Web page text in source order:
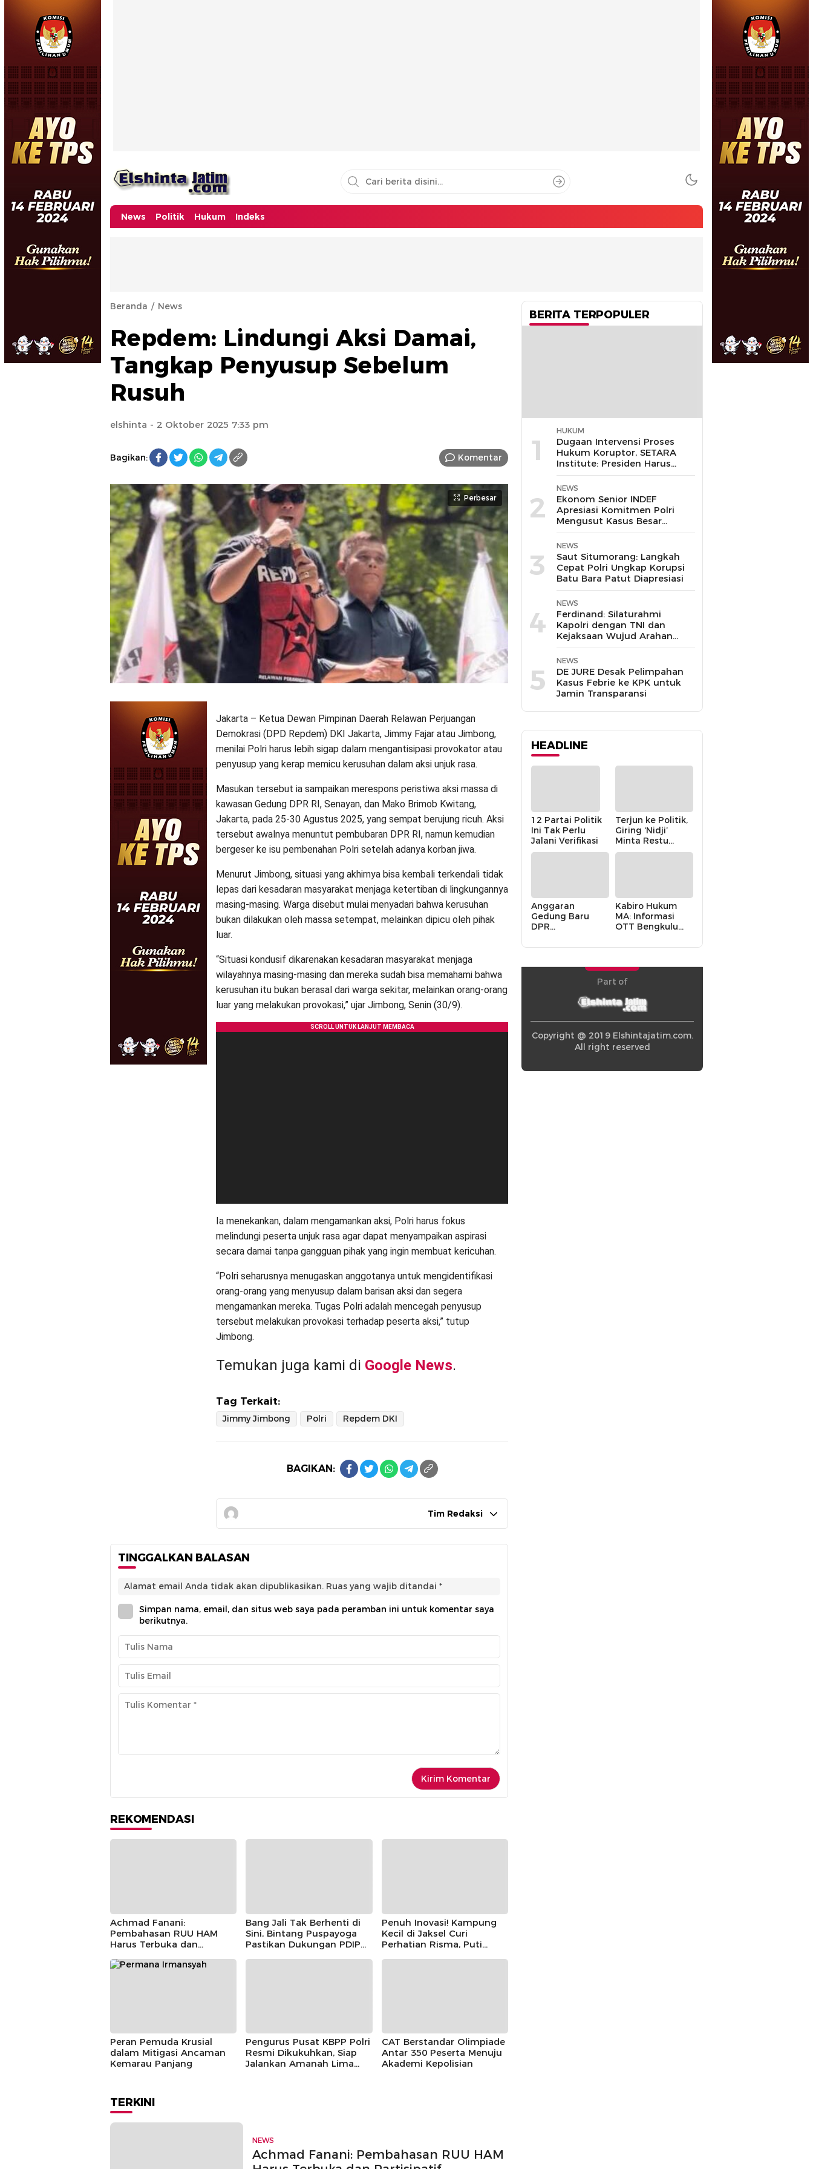
News Politik Hukum Indeks
Beranda News
Repdem: Lindungi Aksi Damai,
Tangkap Penyusup Sebelum
Rusuh
elshinta - 2 Oktober 2025 7:33 pm
Bagikan: Komentar
Perbesar
Jakarta – Ketua Dewan Pimpinan Daerah Relawan Perjuangan
Demokrasi (DPD Repdem) DKI Jakarta, Jimmy Fajar atau Jimbong,
menilai Polri harus lebih sigap dalam mengantisipasi provokator atau
penyusup yang kerap memicu kerusuhan dalam aksi unjuk rasa.
Masukan tersebut ia sampaikan merespons peristiwa aksi massa di
kawasan Gedung DPR RI, Senayan, dan Mako Brimob Kwitang,
Jakarta, pada 25-30 Agustus 2025, yang sempat berujung ricuh. Aksi
tersebut awalnya menuntut pembubaran DPR RI, namun kemudian
bergeser ke isu pembenahan Polri setelah adanya korban jiwa.
Menurut Jimbong, situasi yang akhirnya bisa kembali terkendali tidak
lepas dari kesadaran masyarakat menjaga ketertiban di lingkungannya
masing-masing. Warga disebut mulai menyadari bahwa kerusuhan
bukan dilakukan oleh massa setempat, melainkan dipicu oleh pihak
luar.
“Situasi kondusif dikarenakan kesadaran masyarakat menjaga
wilayahnya masing-masing dan mereka sudah bisa memahami bahwa
kerusuhan itu bukan berasal dari warga sekitar, melainkan orang-orang
luar yang melakukan provokasi,” ujar Jimbong, Senin (30/9).
Ia menekankan, dalam mengamankan aksi, Polri harus fokus
melindungi peserta unjuk rasa agar dapat menyampaikan aspirasi
secara damai tanpa gangguan pihak yang ingin membuat kericuhan.
“Polri seharusnya menugaskan anggotanya untuk mengidentifikasi
orang-orang yang menyusup dalam barisan aksi dan segera
mengamankan mereka. Tugas Polri adalah mencegah penyusup
tersebut melakukan provokasi terhadap peserta aksi,” tutup
Jimbong.
Temukan juga kami di Google News.
Tag Terkait:
Jimmy Jimbong Polri Repdem DKI
BAGIKAN:
Tim Redaksi
TINGGALKAN BALASAN
Alamat email Anda tidak akan dipublikasikan. Ruas yang wajib ditandai *
Simpan nama, email, dan situs web saya pada peramban ini untuk komentar saya
berikutnya.
REKOMENDASI
Achmad Fanani:
Pembahasan RUU HAM
Harus Terbuka dan
Bang Jali Tak Berhenti di
Sini, Bintang Puspayoga
Pastikan Dukungan PDIP
Penuh Inovasi! Kampung
Kecil di Jaksel Curi
Perhatian Risma, Puti
Peran Pemuda Krusial
dalam Mitigasi Ancaman
Kemarau Panjang
Pengurus Pusat KBPP Polri
Resmi Dikukuhkan, Siap
Jalankan Amanah Lima
CAT Berstandar Olimpiade
Antar 350 Peserta Menuju
Akademi Kepolisian
TERKINI
NEWS
Achmad Fanani: Pembahasan RUU HAM
BERITA TERPOPULER
1
HUKUM
Dugaan Intervensi Proses
Hukum Koruptor, SETARA
Institute: Presiden Harus
Pastikan TNI Tak
Disalahgunakan
2
NEWS
Ekonom Senior INDEF
Apresiasi Komitmen Polri
Mengusut Kasus Besar
hingga Tuntas
3
NEWS
Saut Situmorang: Langkah
Cepat Polri Ungkap Korupsi
Batu Bara Patut Diapresiasi
4
NEWS
Ferdinand: Silaturahmi
Kapolri dengan TNI dan
Kejaksaan Wujud Arahan
Presiden Prabowo
5
NEWS
DE JURE Desak Pelimpahan
Kasus Febrie ke KPK untuk
Jamin Transparansi
HEADLINE
12 Partai Politik
Ini Tak Perlu
Jalani Verifikasi
Terjun ke Politik,
Giring ‘Nidji’
Minta Restu
Keluarga
Anggaran
Gedung Baru
DPR
Cair karena
Budi” Pemerintah
Kabiro Hukum
MA: Informasi
OTT Bengkulu
Internal MA
Part of
Copyright @ 2019 Elshintajatim.com.
All right reserved